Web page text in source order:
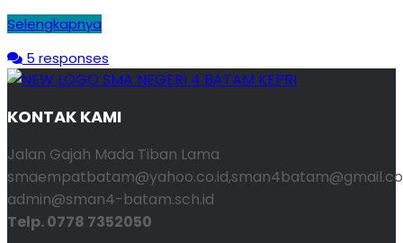
Selengkapnya
5 responses
KONTAK KAMI
Jalan Gajah Mada Tiban Lama
admin@sman4-batam.sch.id
Telp. 0778 7352050